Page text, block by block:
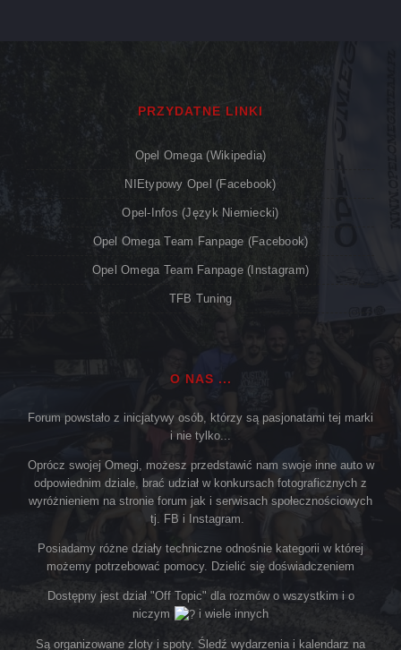
PRZYDATNE LINKI
Opel Omega (Wikipedia)
NIEtypowy Opel (Facebook)
Opel-Infos (język Niemiecki)
Opel Omega Team Fanpage (Facebook)
Opel Omega Team Fanpage (Instagram)
TFB Tuning
O NAS ...
Forum powstało z inicjatywy osób, którzy są pasjonatami tej marki
i nie tylko...
Oprócz swojej Omegi, możesz przedstawić nam swoje inne auto w
odpowiednim dziale, brać udział w konkursach fotograficznych z
wyróżnieniem na stronie forum jak i serwisach społecznościowych
tj. FB i Instagram.
Posiadamy różne działy techniczne odnośnie kategorii w której
możemy potrzebować pomocy. Dzielić się doświadczeniem
Dostępny jest dział "Off Topic" dla rozmów o wszystkim i o
niczym
i wiele innych
Są organizowane zloty i spoty. Śledź wydarzenia i kalendarz na